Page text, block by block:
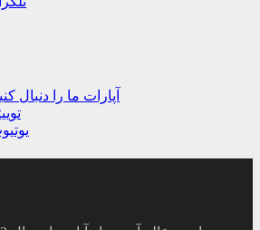
آپارات ما را دنبال